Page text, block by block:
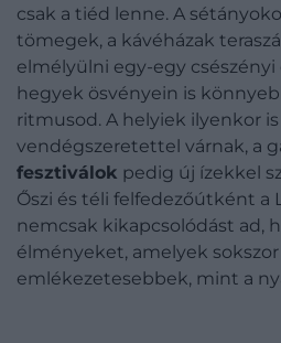
csak a tiéd lenne. A
tömegek, a kávéházak
elmélyülni egy-egy csészényi
hegyek ösvényein is
ritmusod. A helyiek ilyenkor is
vendégszeretettel várnak, a
fesztiválok pedig új ízekkel
Őszi és téli felfedezőútként a
nemcsak kikapcsolódást ad,
élményeket, amelyek
emlékezetesebbek, mint a